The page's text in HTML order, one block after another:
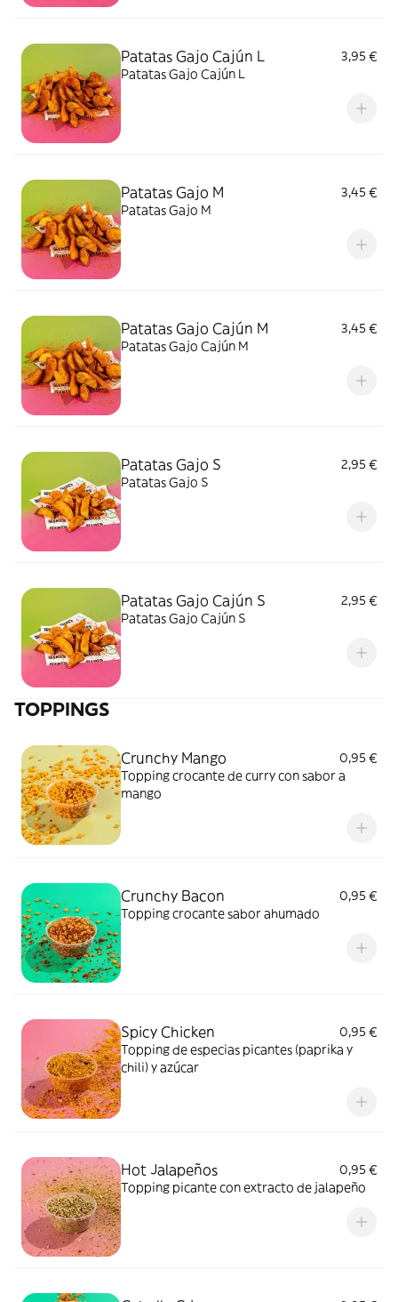
Patatas Gajo Cajún L
3,95 €
Patatas Gajo Cajún L
Patatas Gajo M
3,45 €
Patatas Gajo M
Patatas Gajo Cajún M
3,45 €
Patatas Gajo Cajún M
Patatas Gajo S
2,95 €
Patatas Gajo S
Patatas Gajo Cajún S
2,95 €
Patatas Gajo Cajún S
TOPPINGS
Crunchy Mango
0,95 €
Topping crocante de curry con sabor a
mango
Crunchy Bacon
0,95 €
Topping crocante sabor ahumado
Spicy Chicken
0,95 €
Topping de especias picantes (paprika y
chili) y azúcar
Hot Jalapeños
0,95 €
Topping picante con extracto de jalapeño